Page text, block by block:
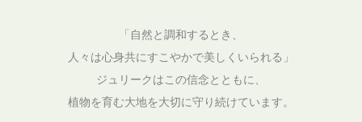
「自然と調和するとき、
人々は心身共にすこやかで美しくいられる」
ジュリークはこの信念とともに、
植物を育む大地を大切に守り続けています。